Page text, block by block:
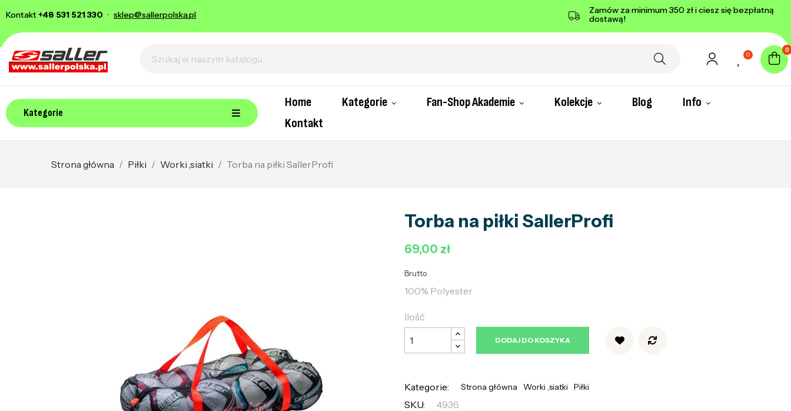
Kontakt+48 531 521 330 · sklep@sallerpolska.pl
Zamów za minimum 350 zł i ciesz się bezpłatną
dostawą!
0
0
Kategorie
Home Kategorie Fan-Shop Akademie Kolekcje Blog
Info
Kontakt
Strona główna Piłki Worki ,siatki Torba na piłki SallerProfi
Torba na piłki SallerProfi
69,00 zł
Brutto
100% Polyester
Ilość
DODAJ DO KOSZYKA
Kategorie: Strona główna Worki ,siatki Piłki
SKU:
4936